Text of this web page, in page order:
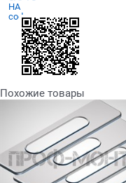
Похожие товары